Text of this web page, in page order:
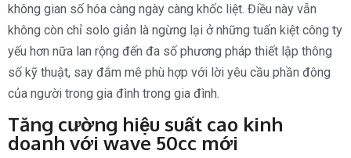
không gian số hóa càng ngày càng khốc liệt. Điều này vẫn
không còn chỉ solo giản là ngừng lại ở những tuấn kiệt công ty
yếu hơn nữa lan rộng đến đa số phương pháp thiết lập thông
số kỹ thuật, say đắm mê phù hợp với lời yêu cầu phần đông
của người trong gia đình trong gia đình.
Tăng cường hiệu suất cao kinh
doanh với wave 50cc mới